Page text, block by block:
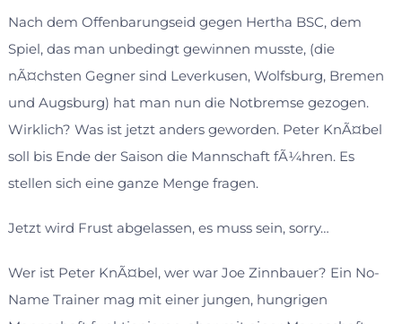
Nach dem Offenbarungseid gegen Hertha BSC, dem
Spiel, das man unbedingt gewinnen musste, (die
nÃ¤chsten Gegner sind Leverkusen, Wolfsburg, Bremen
und Augsburg) hat man nun die Notbremse gezogen.
Wirklich? Was ist jetzt anders geworden. Peter KnÃ¤bel
soll bis Ende der Saison die Mannschaft fÃ¼hren. Es
stellen sich eine ganze Menge fragen.
Jetzt wird Frust abgelassen, es muss sein, sorry…
Wer ist Peter KnÃ¤bel, wer war Joe Zinnbauer? Ein No-
Name Trainer mag mit einer jungen, hungrigen